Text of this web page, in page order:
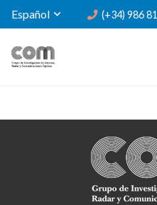
Español (+34) 986